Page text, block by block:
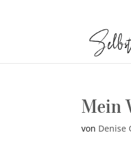
Mein
von Denise